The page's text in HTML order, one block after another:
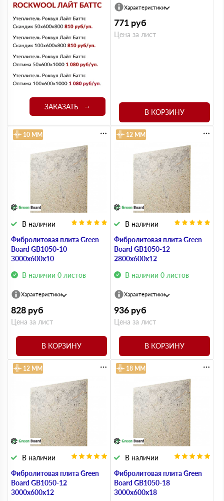
ЗАКАЗАТЬ
Характеристики
771 руб
Цена за лист
В КОРЗИНУ
Фибролитовая плита Green
Board GB1050-10
3000х600х10
В наличии 0 листов
В наличии
10 ММ
Характеристики
828 руб
Цена за лист
В КОРЗИНУ
Фибролитовая плита Green
Board GB1050-12
2800х600х12
В наличии 0 листов
В наличии
12 ММ
Характеристики
936 руб
Цена за лист
В КОРЗИНУ
Фибролитовая плита Green
Board GB1050-12
3000х600х12
В наличии
12 ММ
Фибролитовая плита Green
Board GB1050-18
3000х600х18
В наличии
18 ММ